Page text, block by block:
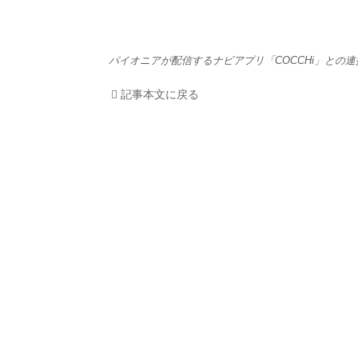
EV
パイオニアが配信するナビアプリ「COCCHi」との連
記事本文に戻る